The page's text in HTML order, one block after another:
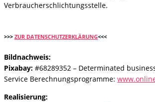
Verbraucherschlichtungsstelle.
>>> ZUR DATENSCHUTZERKLÄRUNG<<<
Bildnachweis:
Pixabay: #68289352 – Determinated
Service Berechnungsprogramme:
Realisierung: